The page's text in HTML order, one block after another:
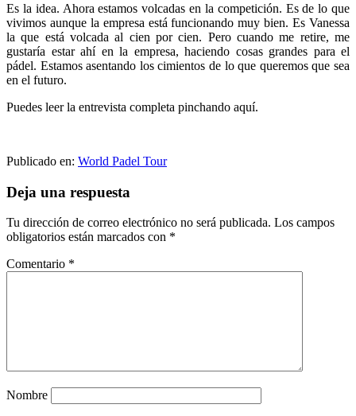
Es la idea. Ahora estamos volcadas en la competición. Es de lo que
vivimos aunque la empresa está funcionando muy bien. Es Vanessa
la que está volcada al cien por cien. Pero cuando me retire, me
gustaría estar ahí en la empresa, haciendo cosas grandes para el
pádel. Estamos asentando los cimientos de lo que queremos que sea
en el futuro.
Puedes leer la entrevista completa pinchando aquí.
Publicado en: World Padel Tour
Interacciones
los
lectores
Deja una respuesta
Tu dirección de correo electrónico no será publicada. Los campos
obligatorios están marcados con *
Comentario *
Nombre